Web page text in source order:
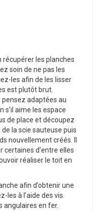
récupérer les planches
soin de ne pas les
les afin de les lisser
est plutôt brut.
adaptées au
s’il aime les espace
de place et découpez
de la scie sauteuse puis
nouvellement créés. Il
d’entre elles
réaliser le toit en
afin d’obtenir une
à l’aide des vis.
angulaires en fer.